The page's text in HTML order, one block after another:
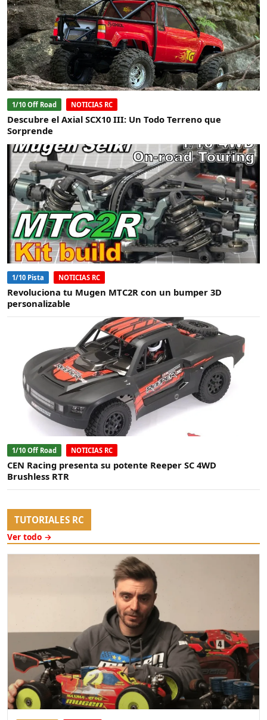
1/10 Off Road NOTICIAS RC
Descubre el Axial SCX10 III: Un Todo Terreno que
Sorprende
1/10 Pista NOTICIAS RC
Revoluciona tu Mugen MTC2R con un bumper 3D
personalizable
1/10 Off Road NOTICIAS RC
CEN Racing presenta su potente Reeper SC 4WD
Brushless RTR
TUTORIALES RC
Ver todo →